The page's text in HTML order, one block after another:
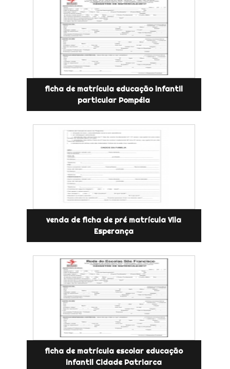
ficha de matrícula educação infantil
particular Pompéia
venda de ficha de pré matrícula Vila
Esperança
ficha de matrícula escolar educação
infantil Cidade Patriarca